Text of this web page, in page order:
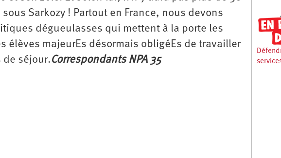
Sarkozy ! Partout en France, nous devons
dégueulasses qui mettent à la porte les
élèves majeurEs désormais obligéEs de travailler
séjour.Correspondants NPA 35